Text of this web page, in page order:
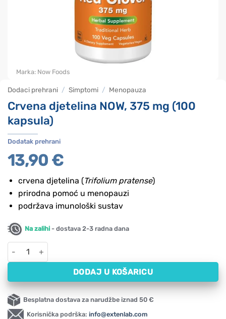
Dodaci prehrani / Simptomi / Menopauza
Crvena djetelina NOW, 375 mg (100
kapsula)
Dodatak prehrani
13,90 €
crvena djetelina (Trifolium pratense)
prirodna pomoć u menopauzi
podržava imunološki sustav
Na zalihi - dostava 2-3 radna dana
Crvena djetelina NOW, 375 mg (100 kapsula) količina
DODAJ U KOŠARICU
Besplatna dostava za narudžbe iznad 50 €
Korisnička podrška: info@extenlab.com
Marka: Now Foods